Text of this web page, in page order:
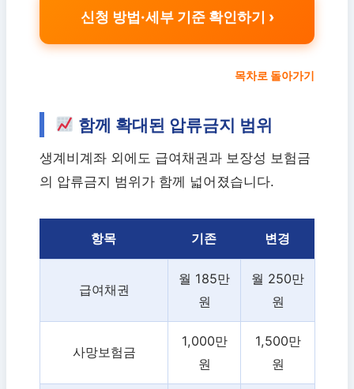
신청 방법·세부 기준 확인하기
목차로 돌아가기
함께 확대된 압류금지 범위
생계비계좌 외에도 급여채권과 보장성 보험금
의 압류금지 범위가 함께 넓어졌습니다.
항목 기존 변경
급여채권
월 185만
원
월 250만
원
사망보험금
1,000만
원
1,500만
원